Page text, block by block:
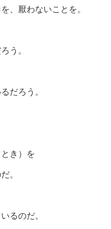
、厭わないことを。
う。
だろう。
き）を
。
るのだ。